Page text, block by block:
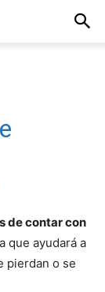
de contar con
que ayudará a
pierdan o se